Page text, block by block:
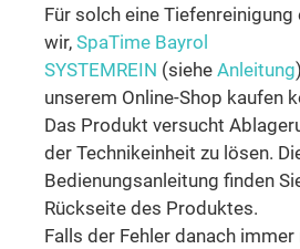
Für solch eine
wir, SpaTime Bayrol
SYSTEMREIN (siehe Anleitung
unserem Online-Shop kaufen
Das Produkt versucht
der Technikeinheit zu lösen.
Bedienungsanleitung finden
Rückseite des Produktes.
Falls der Fehler danach